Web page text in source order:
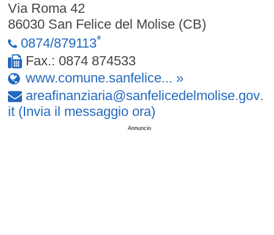
Via Roma 42
86030 San Felice del Molise (CB)
0874/879113*
Fax.: 0874 874533
www.comune.sanfelice... »
areafinanziaria@sanfelicedelmolise.gov.
it (Invia il messaggio ora)
Annuncio